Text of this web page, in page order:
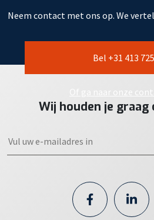
Neem contact met ons op. We
Bel +31 413
Of ga naar onze
Wij houden je graag